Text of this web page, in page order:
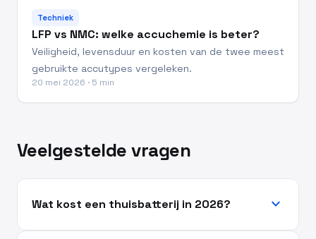
Techniek
LFP vs NMC: welke accuchemie is beter?
Veiligheid, levensduur en kosten van de twee meest
gebruikte accutypes vergeleken.
20 mei 2026 · 5 min
Veelgestelde vragen
Wat kost een thuisbatterij in 2026? expand_more